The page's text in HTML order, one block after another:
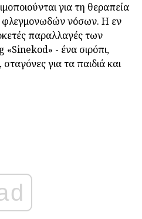
για τη θεραπεία
φλεγμονωδών νόσων. Η εν
παραλλαγές των
- ένα σιρόπι,
για τα παιδιά και